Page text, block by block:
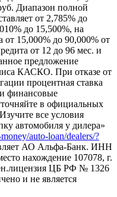
Диапазон полной
от 2,785% до
до 15,500%, на
от 15,000% до 90,000% от
от 12 до 96 мес. и
предложение
КАСКО. При отказе от
процентная ставка
финансовые
в официальных
все условия
автомобиля у дилера»
auto-loan/dealers/?
АО Альфа-Банк. ИНН
нахождение 107078, г.
ЦБ РФ № 1326
и не является